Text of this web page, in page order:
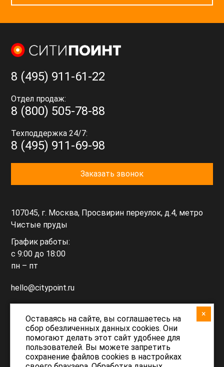
8 (495) 911-61-22
Отдел продаж:
8 (800) 505-78-88
Техподдержка 24/7:
8 (495) 911-69-98
Заказать звонок
107045, г. Москва, Просвирин переулок, д.4, метро
Чистые пруды
График работы:
с 9:00 до 18:00
пн – пт
hello@citypoint.ru
support@citypoint.ru
(техподдержка)
Оставаясь на сайте, вы соглашаетесь на
сбор обезличенных данных cookies. Они
помогают делать этот сайт удобнее для
пользователей. Вы можете запретить
сохранение файлов cookies в настройках
×